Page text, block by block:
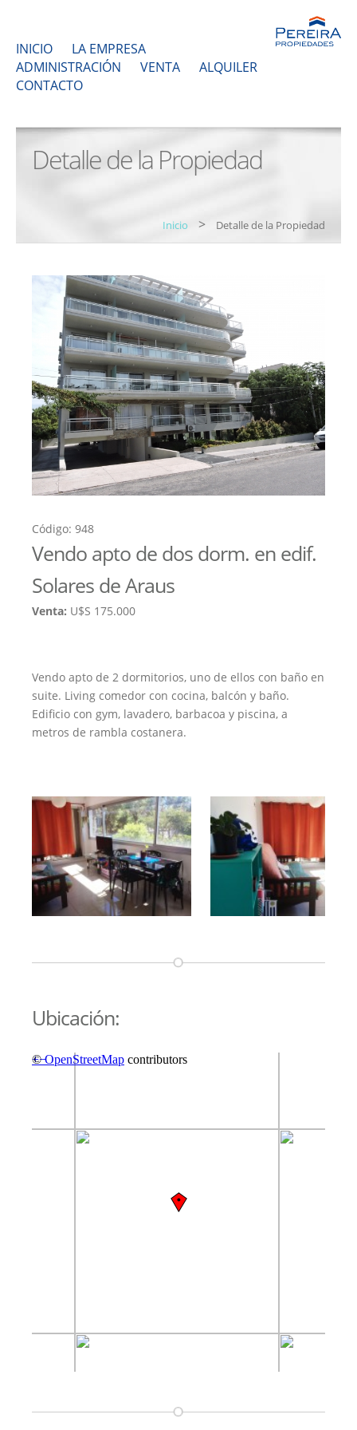
INICIO
LA EMPRESA
ADMINISTRACIÓN
VENTA
ALQUILER
CONTACTO
Detalle de la Propiedad
Inicio > Detalle de la Propiedad
Código: 948
Vendo apto de dos dorm. en edif.
Solares de Araus
Venta: U$S 175.000
Vendo apto de 2 dormitorios, uno de ellos con baño en
suite. Living comedor con cocina, balcón y baño.
Edificio con gym, lavadero, barbacoa y piscina, a
metros de rambla costanera.
Ubicación: